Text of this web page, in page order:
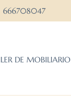
666708047
DE MOBILIARIO